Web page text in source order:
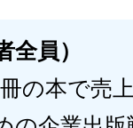
員）
の本で売